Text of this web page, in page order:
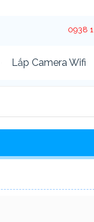
0938
Lắp Camera Wifi